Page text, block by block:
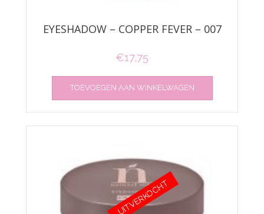
EYESHADOW – COPPER FEVER – 007
€17,75
TOEVOEGEN AAN WINKELWAGEN
UITVERKOCHT